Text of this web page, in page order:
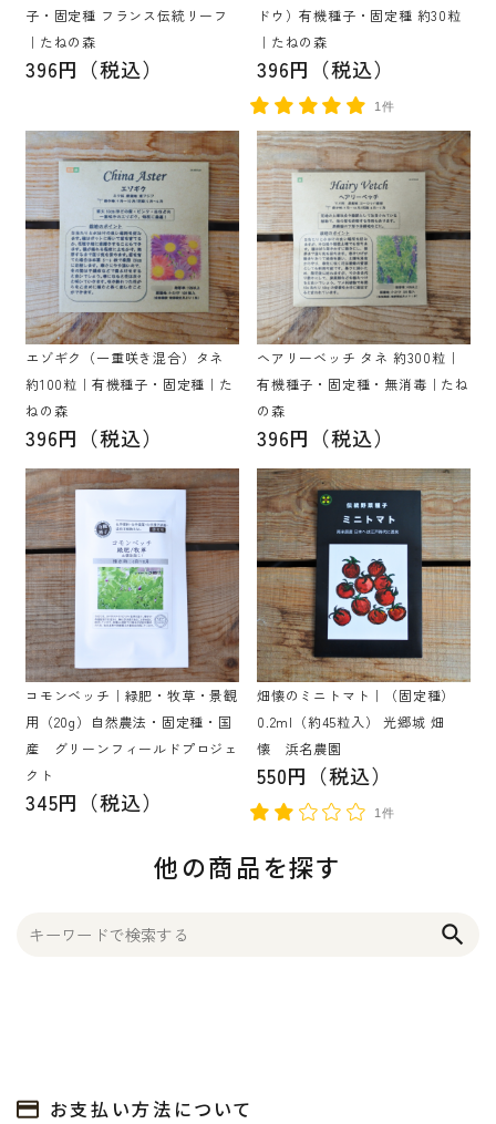
子・固定種 フランス伝統リーフ
｜たねの森
396円（税込）
ドウ）有機種子・固定種 約30粒
｜たねの森
396円（税込）
1件
エゾギク（一重咲き混合）タネ
約100粒｜有機種子・固定種｜た
ねの森
396円（税込）
ヘアリーベッチ タネ 約300粒｜
有機種子・固定種・無消毒｜たね
の森
396円（税込）
コモンベッチ｜緑肥・牧草・景観
用（20g）自然農法・固定種・国
産 グリーンフィールドプロジェ
クト
345円（税込）
畑懐のミニトマト｜（固定種）
0.2ml（約45粒入） 光郷城 畑
懐 浜名農園
550円（税込）
1件
他の商品を探す
search
お支払い方法について